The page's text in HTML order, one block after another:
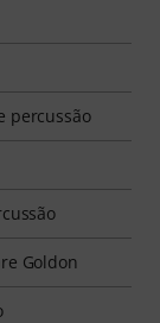
percussão
Goldon